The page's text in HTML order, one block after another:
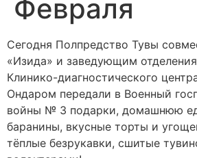
Февраля
Сегодня Полпредство Тувы
«Изида» и заведующим
Клинико-диагностического
Ондаром передали в Военный
войны № 3 подарки, домашнюю
баранины, вкусные торты и
тёплые безрукавки, сшитые